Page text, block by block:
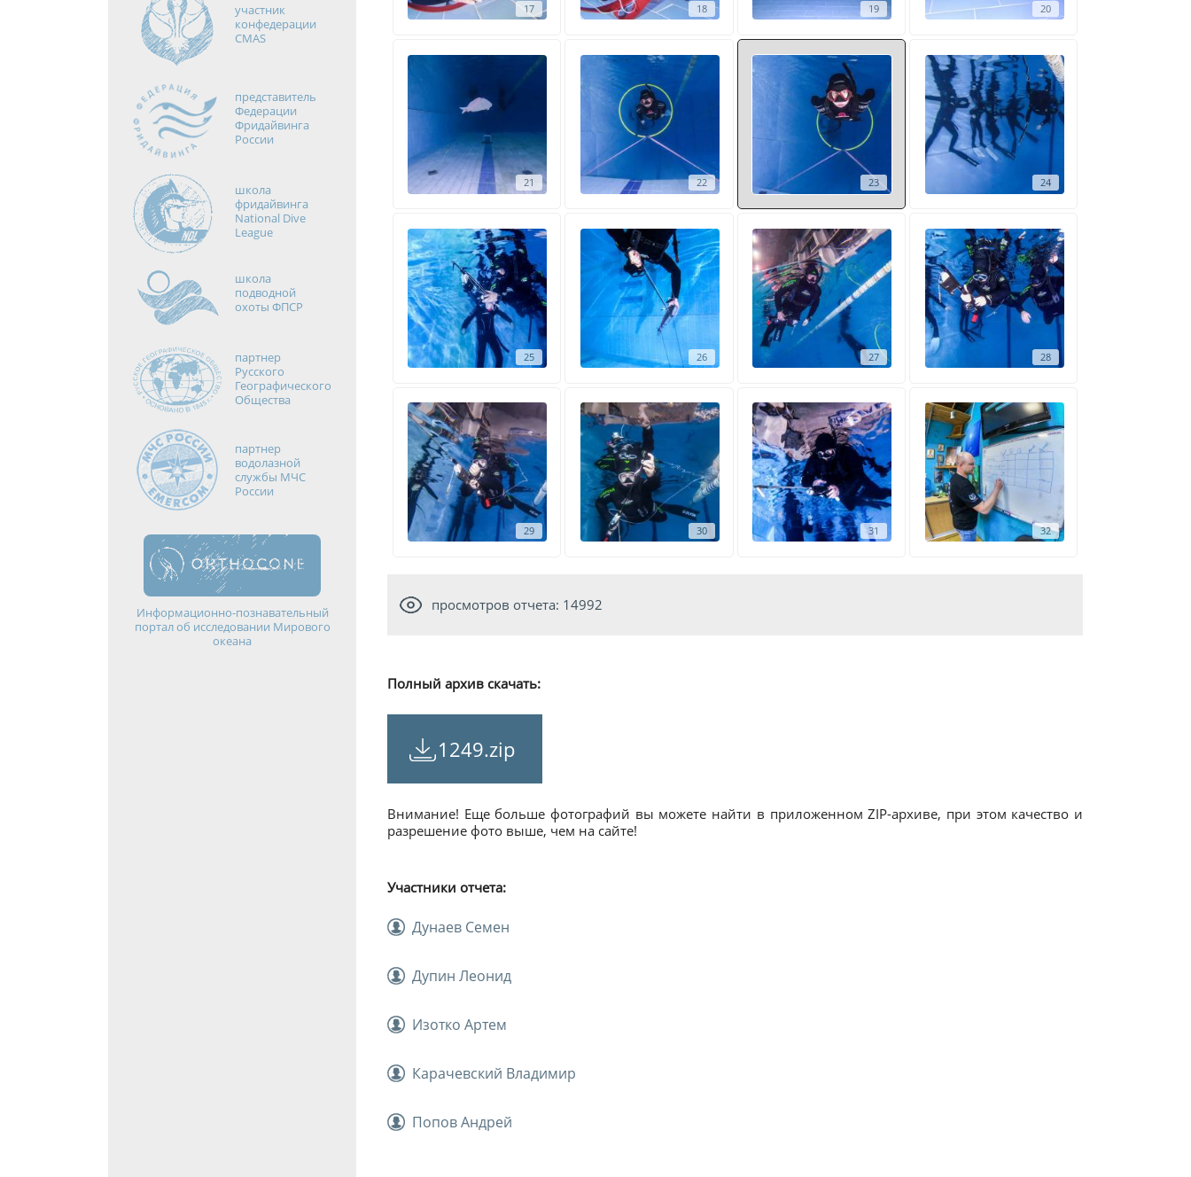
участник
конфедерации
CMAS
представитель
Федерации
Фридайвинга
России
школа
фридайвинга
National Dive
League
школа
подводной
охоты ФПСР
партнер
Русского
Географического
Общества
партнер
водолазной
службы МЧС
России
Информационно-познавательный
портал об исследовании Мирового
океана
17 18 19 20
21 22 23 24
25 26 27 28
29 30 31 32
просмотров отчета: 14992
Полный архив скачать:
1249.zip
Внимание! Еще больше фотографий вы можете найти в приложенном ZIP-архиве, при этом качество и
разрешение фото выше, чем на сайте!
Участники отчета:
Дунаев Семен
Дупин Леонид
Изотко Артем
Карачевский Владимир
Попов Андрей